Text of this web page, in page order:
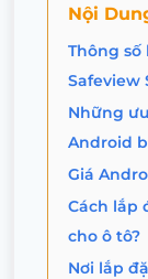
Nội
Thông
Safeview
Những
Android
Giá
Cách lắp
cho ô tô?
Nơi lắp